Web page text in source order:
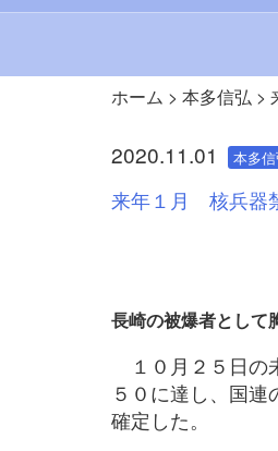
ホーム > 本多信弘 >
2020.11.01 本多
来年１月 核兵器
長崎の被爆者として
１０月２５日の
５０に達し、国
確定した。